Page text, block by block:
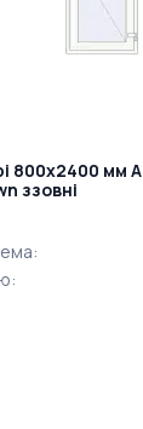
800x2400 мм
ззовні
:
: